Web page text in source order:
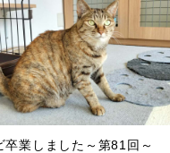
卒業しました～第81回～